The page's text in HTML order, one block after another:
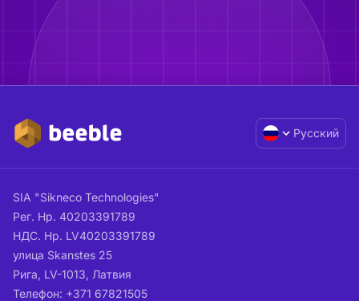
Русский
SIA "Sikneco Technologies"
Рег. Нр. 40203391789
НДС. Нр. LV40203391789
улица Skanstes 25
Рига, LV-1013, Латвия
Телефон: +371 67821505